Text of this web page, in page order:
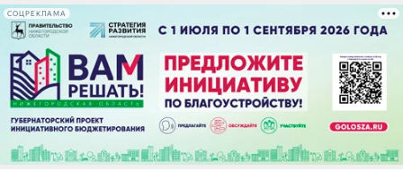
СОЦРЕКЛАМА